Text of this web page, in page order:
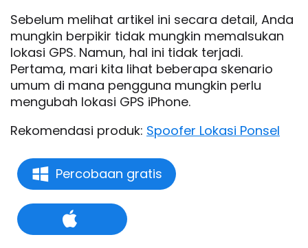
Sebelum melihat artikel ini secara detail, Anda
mungkin berpikir tidak mungkin memalsukan
lokasi GPS. Namun, hal ini tidak terjadi.
Pertama, mari kita lihat beberapa skenario
umum di mana pengguna mungkin perlu
mengubah lokasi GPS iPhone.
Rekomendasi produk: Spoofer Lokasi Ponsel
Percobaan gratis